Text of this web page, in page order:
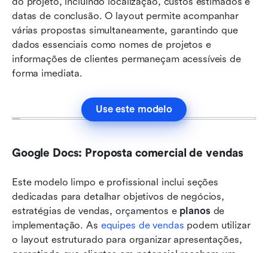
datas de conclusão. O layout permite acompanhar
várias propostas simultaneamente, garantindo que
dados essenciais como nomes de projetos e
informações de clientes permaneçam acessíveis de
forma imediata.
Use este modelo
Google Docs: Proposta comercial de vendas
Este modelo limpo e profissional inclui seções
dedicadas para detalhar objetivos de negócios,
estratégias de vendas, orçamentos e planos de
implementação. As equipes de vendas podem utilizar
o layout estruturado para organizar apresentações,